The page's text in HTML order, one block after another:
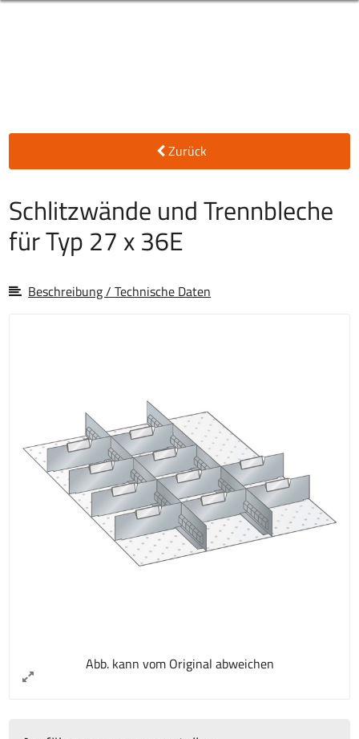
Zurück
Schlitzwände und Trennbleche
für Typ 27 x 36E
Beschreibung / Technische Daten
Abb. kann vom Original abweichen